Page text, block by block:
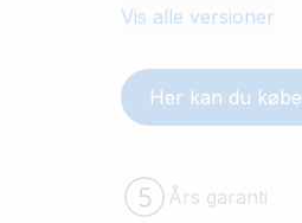
Vis alle versioner
Her kan du købe
Års garanti